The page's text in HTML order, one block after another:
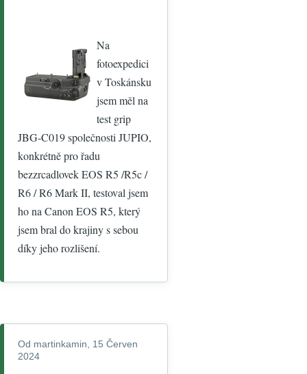
Na
fotoexpedici
v Toskánsku
jsem měl na
test grip
JBG-C019 společnosti JUPIO,
konkrétně pro řadu
bezzrcadlovek EOS R5 /R5c /
R6 / R6 Mark II, testoval jsem
ho na Canon EOS R5, který
jsem bral do krajiny s sebou
díky jeho rozlišení.
Od martinkamin , 15 Červen
2024